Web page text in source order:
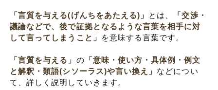
「言質を与える(げんちをあたえる)」 とは、
「交渉・
議論などで、後で証拠となるような言葉を相手に対
して言ってしまうこと」
を意味する言葉です。
「言質を与える」 の 「意味・使い方・具体例・例文
と解釈・類語(シソーラス)や言い換え」 などについ
て、詳しく説明していきます。